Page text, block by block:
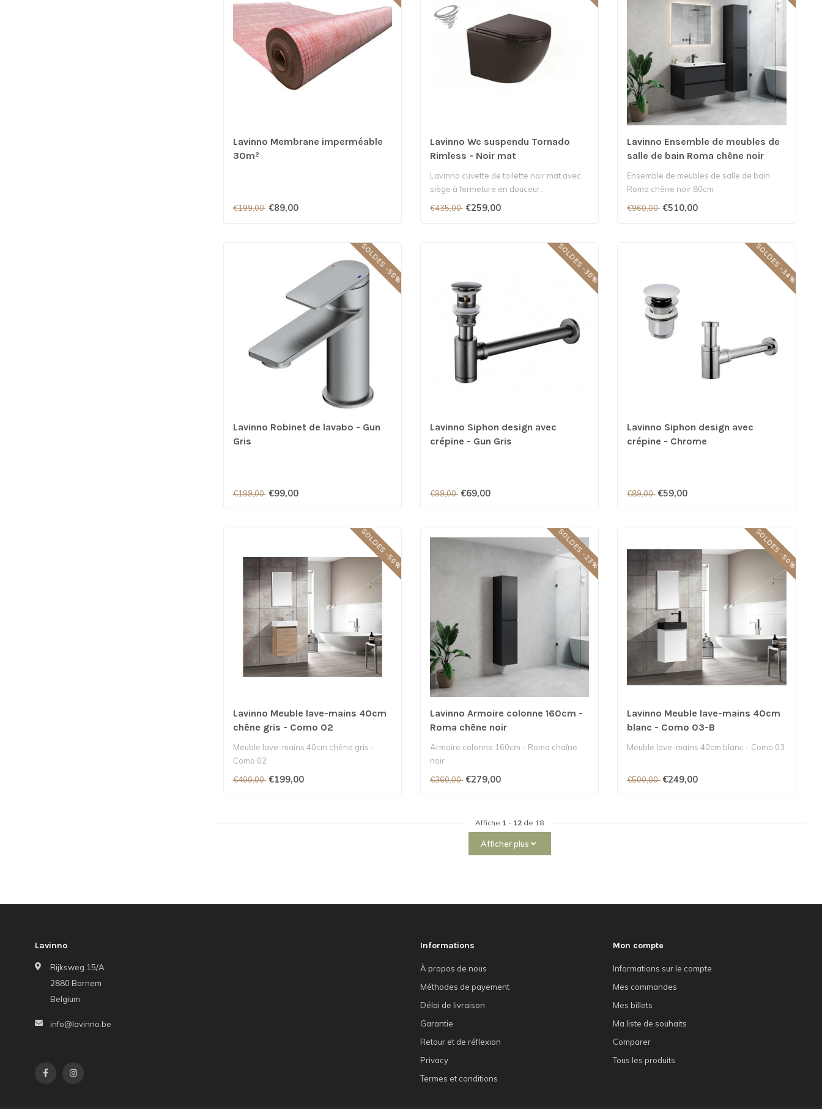
Lavinno Membrane imperméable
30m²
€199,00 €89,00
Lavinno Wc suspendu Tornado
Rimless - Noir mat
Lavinno cuvette de toilette noir mat avec
siège à fermeture en douceur..
€435,00 €259,00
Lavinno Ensemble de meubles de
salle de bain Roma chêne noir
Ensemble de meubles de salle de bain
Roma chêne noir 80cm
€960,00 €510,00
SOLDES -50%
Lavinno Robinet de lavabo - Gun
Gris
€199,00 €99,00
SOLDES -30%
Lavinno Siphon design avec
crépine - Gun Gris
€99,00 €69,00
SOLDES -34%
Lavinno Siphon design avec
crépine - Chrome
€89,00 €59,00
SOLDES -50%
Lavinno Meuble lave-mains 40cm
chêne gris - Como 02
Meuble lave-mains 40cm chêne gris -
Como 02
€400,00 €199,00
SOLDES -23%
Lavinno Armoire colonne 160cm -
Roma chêne noir
Armoire colonne 160cm - Roma chaîne
noir
€360,00 €279,00
SOLDES -50%
Lavinno Meuble lave-mains 40cm
blanc - Como 03-B
Meuble lave-mains 40cm blanc - Como 03
€500,00 €249,00
Affiche 1 - 12 de 18
Afficher plus
Lavinno
Rijksweg 15/A
2880 Bornem
Belgium
info@lavinno.be
Informations
À propos de nous
Méthodes de payement
Délai de livraison
Garantie
Retour et de réflexion
Privacy
Termes et conditions
Mon compte
Informations sur le compte
Mes commandes
Mes billets
Ma liste de souhaits
Comparer
Tous les produits